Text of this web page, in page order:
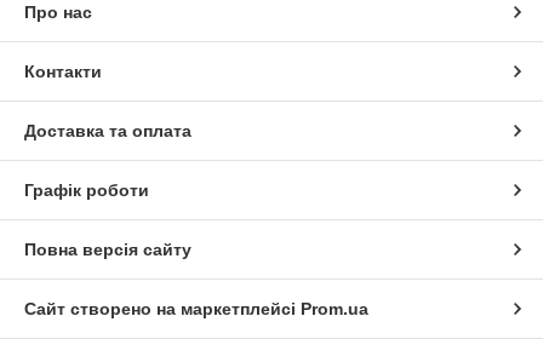
Про нас
Контакти
Доставка та оплата
Графік роботи
Повна версія сайту
Сайт створено на маркетплейсі Prom.ua